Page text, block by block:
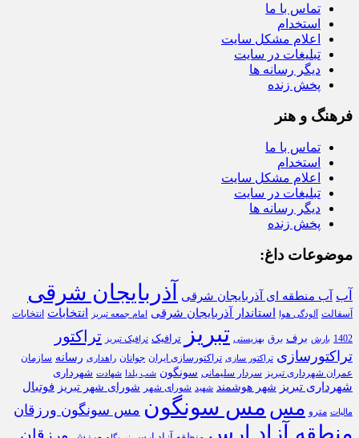
تماس با ما
استخدام
اعلام مشکل سایت
تبلیغات در سایت
دیگر رسانه ها
پخش زنده
فرهنگ و هنر
تماس با ما
استخدام
اعلام مشکل سایت
تبلیغات در سایت
دیگر رسانه ها
پخش زنده
موضوعات داغ:
آب آب منطقه ای آذربایجان شرقی آذربایجان شرقی
آسفالت آلودگی هوا استاندار آذربایجان شرقی امام جمعه تبریز انتخابات انتخابات
1402 بارش برف برق بهزیستی تبریز ترافیک ترافیک تبریز تراکتور
تراکتورسازی تراکتور سازی تراکتورسازی ایران جوانان راهداری رسانه سازمان
عمران شهرداری تبریز سردار سلیمانی سونگون شب یلدا شهادت شهرداری
شهرداری تبریز شهر هوشمند شهید شورای شهر شورای شهر تبریز فوتبال
مالیات مترو مس مس سونگون مس سونگون ورزقان
منطقه آزاد ارس